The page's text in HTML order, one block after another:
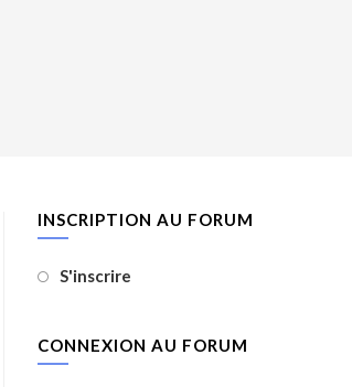
INSCRIPTION AU FORUM
S'inscrire
CONNEXION AU FORUM